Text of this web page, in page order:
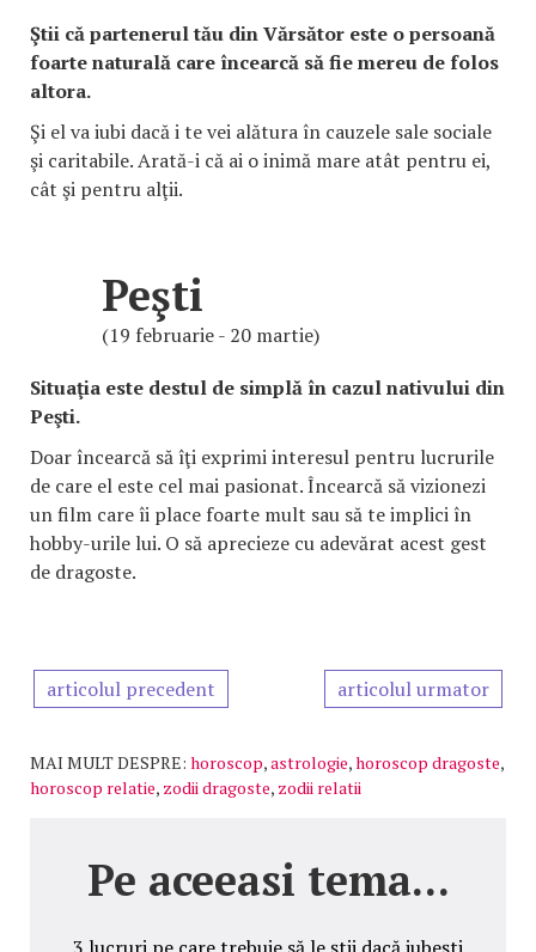
Ştii că partenerul tău din Vărsător este o persoană
foarte naturală care încearcă să fie mereu de folos
altora.
Şi el va iubi dacă i te vei alătura în cauzele sale sociale
şi caritabile. Arată-i că ai o inimă mare atât pentru ei,
cât şi pentru alţii.
Peşti
(19 februarie - 20 martie)
Situaţia este destul de simplă în cazul nativului din
Peşti.
Doar încearcă să îţi exprimi interesul pentru lucrurile
de care el este cel mai pasionat. Încearcă să vizionezi
un film care îi place foarte mult sau să te implici în
hobby-urile lui. O să aprecieze cu adevărat acest gest
de dragoste.
articolul precedent articolul urmator
MAI MULT DESPRE: horoscop,astrologie,horoscop dragoste,
horoscop relatie, zodii dragoste, zodii relatii
Pe aceeasi tema...